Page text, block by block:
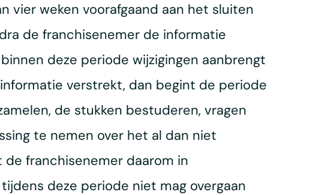
vier weken voorafgaand aan het sluiten
de franchisenemer de informatie
deze periode wijzigingen aanbrengt
verstrekt, dan begint de periode
de stukken bestuderen, vragen
te nemen over het al dan niet
franchisenemer daarom in
deze periode niet mag overgaan